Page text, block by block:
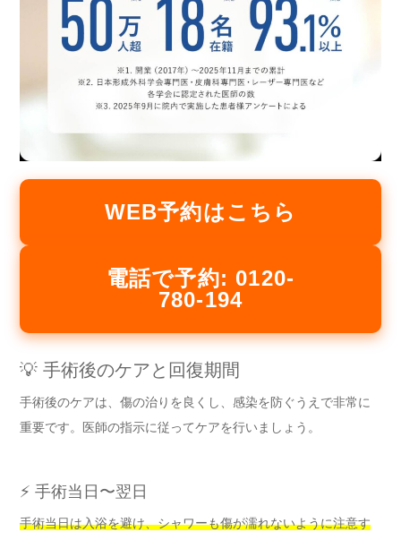
WEB予約はこちら
電話で予約: 0120-
780-194
💡 手術後のケアと回復期間
手術後のケアは、傷の治りを良くし、感染を防ぐうえで非常に
重要です。医師の指示に従ってケアを行いましょう。
⚡ 手術当日〜翌日
手術当日は入浴を避け、シャワーも傷が濡れないように注意す